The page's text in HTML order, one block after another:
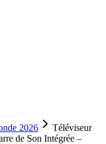
2026
Téléviseur
de Son Intégrée –